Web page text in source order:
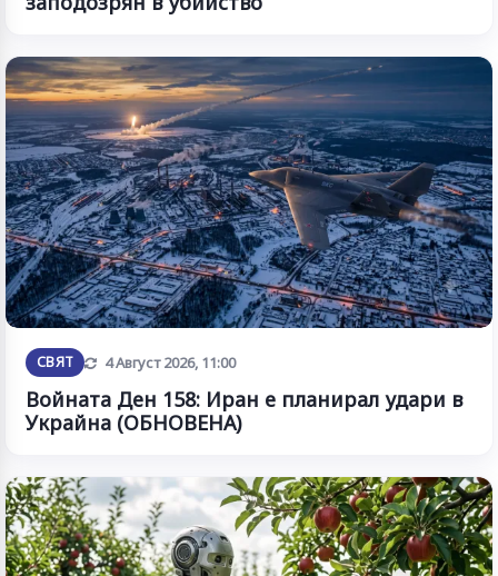
СВЯТ Обновена
4 Август 2026, 11:00
Войната Ден 158: Иран е планирал удари в
Украйна (ОБНОВЕНА)